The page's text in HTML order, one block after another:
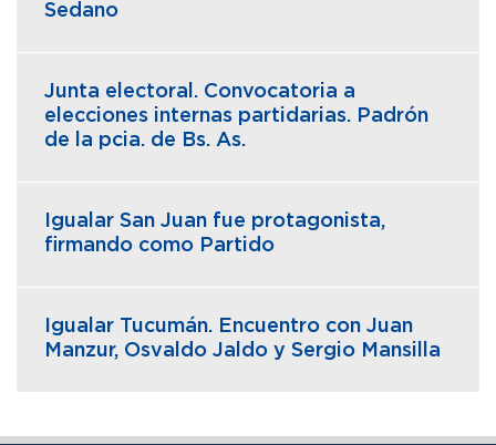
Sedano
Junta electoral. Convocatoria a
elecciones internas partidarias. Padrón
de la pcia. de Bs. As.
Igualar San Juan fue protagonista,
firmando como Partido
Igualar Tucumán. Encuentro con Juan
Manzur, Osvaldo Jaldo y Sergio Mansilla